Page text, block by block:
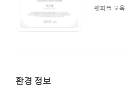
펫피플 교
환경 정보